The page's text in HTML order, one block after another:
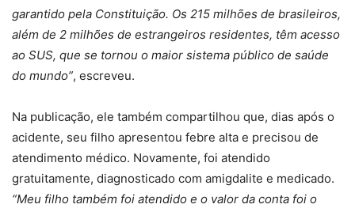
garantido pela Constituição. Os 215 milhões de brasileiros,
além de 2 milhões de estrangeiros residentes, têm acesso
ao SUS, que se tornou o maior sistema público de saúde
do mundo”, escreveu.
Na publicação, ele também compartilhou que, dias após o
acidente, seu filho apresentou febre alta e precisou de
atendimento médico. Novamente, foi atendido
gratuitamente, diagnosticado com amigdalite e medicado.
“Meu filho também foi atendido e o valor da conta foi o